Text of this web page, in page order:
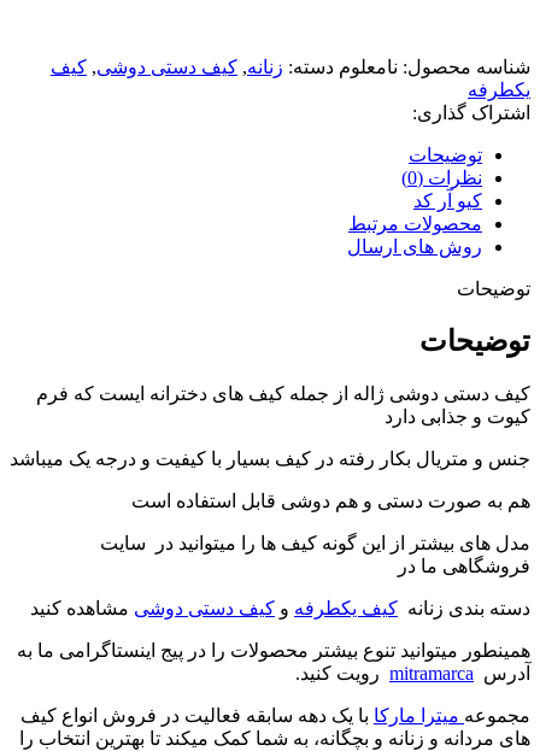
شناسه محصول: نامعلوم دسته: زنانه, کیف دستی دوشی, کیف
یکطرفه
اشتراک گذاری:
توضیحات
نظرات (0)
کیو آر کد
محصولات مرتبط
روش های ارسال
توضیحات
توضیحات
کیف دستی دوشی ژاله از جمله کیف های دخترانه ایست که فرم
کیوت و جذابی دارد
جنس و متریال بکار رفته در کیف بسیار با کیفیت و درجه یک میباشد
هم به صورت دستی و هم دوشی قابل استفاده است
مدل های بیشتر از این گونه کیف ها را میتوانید در سایت
فروشگاهی ما در
دسته بندی زنانه کیف یکطرفه و کیف دستی دوشی مشاهده کنید
همینطور میتوانید تنوع بیشتر محصولات را در پیج اینستاگرامی ما به
آدرس mitramarca رویت کنید.
مجموعه میترا مارکا با یک دهه سابقه فعالیت در فروش انواع کیف
های مردانه و زنانه و بچگانه، به شما کمک میکند تا بهترین انتخاب را